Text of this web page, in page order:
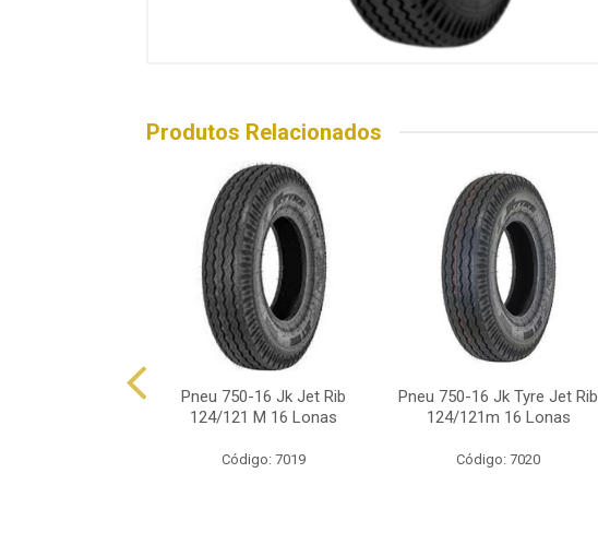
Produtos Relacionados
Pneu 750-16 Jk Jet Rib
124/121 M 16 Lonas
Código: 7019
Pneu 750-16 Jk Tyre Jet Rib
124/121m 16 Lonas
Código: 7020